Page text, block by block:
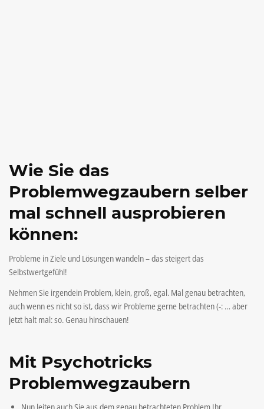
Wie Sie das
Problemwegzaubern selber
mal schnell ausprobieren
können:
Probleme in Ziele und Lösungen wandeln – das steigert das
Selbstwertgefühl!
Nehmen Sie irgendein Problem, klein, groß, egal. Mal genau betrachten,
auch wenn es nicht so ist, dass wir Probleme gerne betrachten (-: … aber
jetzt halt mal: so. Genau hinschauen!
Mit Psychotricks
Problemwegzaubern